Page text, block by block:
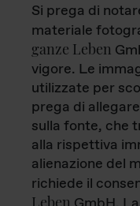
Si prega di
materiale
ganze Leben
vigore. Le
utilizzate per
prega di
sulla fonte, che
alla rispettiva
alienazione del
richiede il
Leben